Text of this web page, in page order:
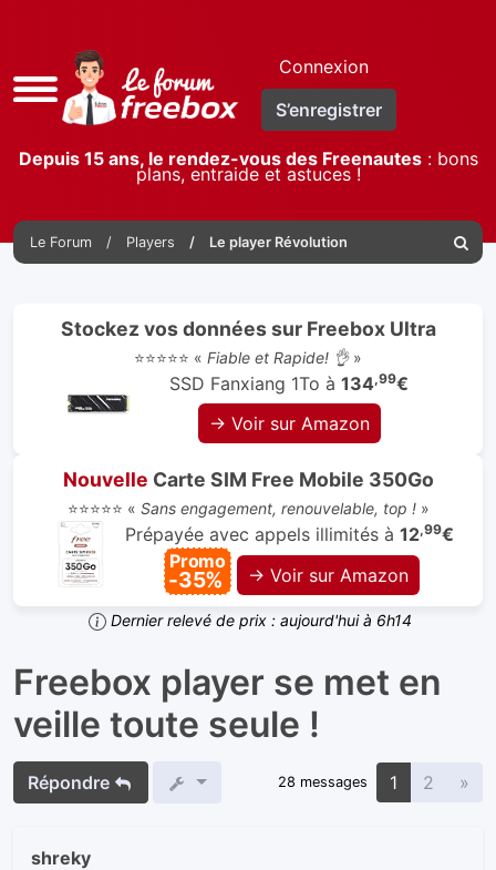
Accès
rapide
Connexion
S’enregistrer
Depuis 15 ans, le rendez-vous des Freenautes: bons
plans, entraide et astuces !
Le Forum Players Le player Révolution
Stockez vos données sur Freebox Ultra
⭐⭐⭐⭐⭐ « Fiable et Rapide! 👌»
SSD Fanxiang 1To à 134,99€
→ Voir sur Amazon
Nouvelle Carte SIM Free Mobile 350Go
⭐⭐⭐⭐⭐ « Sans engagement, renouvelable, top !»
Prépayée avec appels illimités à 12,99€
Promo
-35% → Voir sur Amazon
Dernier relevé de prix : aujourd'hui à 6h14
Freebox player se met en
veille toute seule !
Répondre 28 messages 1 2 »
shreky